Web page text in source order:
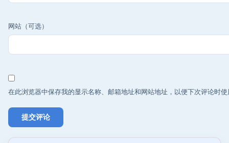
网站（可选）
在此浏览器中保存我的显示名称、邮箱地址和网站地址，以便下次评论时使